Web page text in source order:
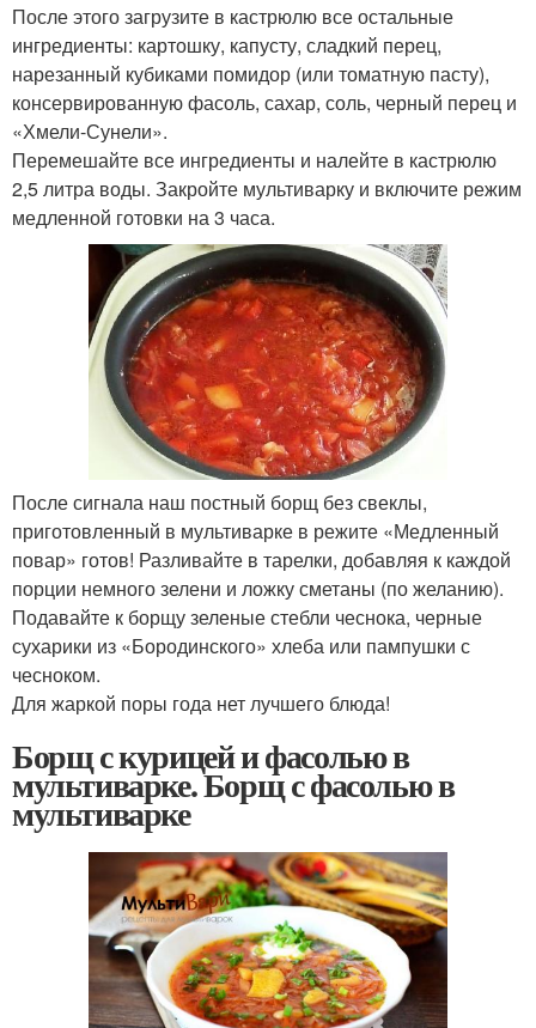
После этого загрузите в кастрюлю все остальные
ингредиенты: картошку, капусту, сладкий перец,
нарезанный кубиками помидор (или томатную пасту),
консервированную фасоль, сахар, соль, черный перец и
«Хмели-Сунели».
Перемешайте все ингредиенты и налейте в кастрюлю
2,5 литра воды. Закройте мультиварку и включите режим
медленной готовки на 3 часа.
После сигнала наш постный борщ без свеклы,
приготовленный в мультиварке в режите «Медленный
повар» готов! Разливайте в тарелки, добавляя к каждой
порции немного зелени и ложку сметаны (по желанию).
Подавайте к борщу зеленые стебли чеснока, черные
сухарики из «Бородинского» хлеба или пампушки с
чесноком.
Для жаркой поры года нет лучшего блюда!
Борщ с курицей и фасолью в
мультиварке. Борщ с фасолью в
мультиварке